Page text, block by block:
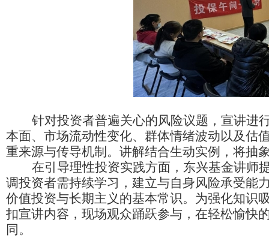
针对投资者普遍关心的风险议题，宣讲进
本面、市场流动性变化、群体情绪波动以及估
重来源与传导机制。讲解结合生动实例，将抽
在引导理性投资实践方面，东兴基金讲师
调投资者需持续学习，建立与自身风险承受能
价值投资与长期主义的基本常识。为强化知识
扣宣讲内容，现场观众踊跃参与，在轻松愉快
同。